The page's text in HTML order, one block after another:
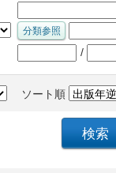
/
ソート順